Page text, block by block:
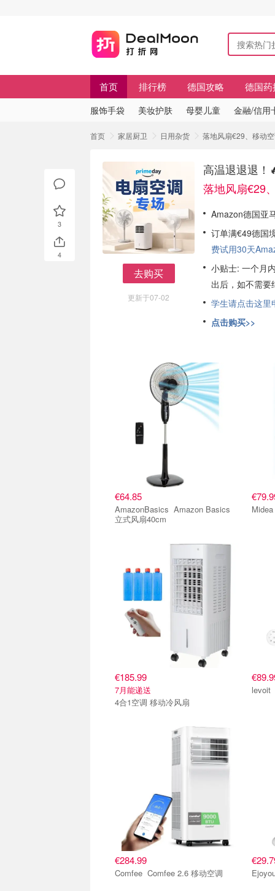
首页 排行榜 德国攻略 德国药
服饰手袋 美妆护肤 母婴儿童 金融/信用
首页 家居厨卫 日用杂货 落地风扇€29、移动
去购买
更新于07-02
高温退退退！
落地风扇€29
Amazon德国亚
订单满€49德国
费试用30天
小贴士: 一个月
出后，如不需
学生请点击这
点击购买>>
€64.85
AmazonBasics Amazon Basics
立式风扇40cm
€185.99
7月能递送
4合1空调 移动冷风扇
€284.99
Comfee Comfee 2.6 移动空调
3
4